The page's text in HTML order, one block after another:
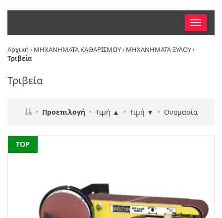
Toggle
nav
Αρχική › ΜΗΧΑΝΗΜΑΤΑ ΚΑΘΑΡΙΣΜΟΥ› ΜΗΧΑΝΗΜΑΤΑ ΞΥΛΟΥ›
Τριβεία
Τριβεία
• Προεπιλογή• Τιμή ▲ • Τιμή ▼ • Ονομασία
NEW
TOP